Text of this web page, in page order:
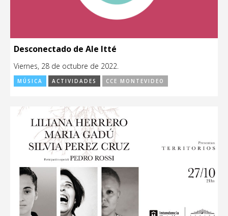
Desconectado de Ale Itté
Viernes, 28 de octubre de 2022.
MÚSICA ACTIVIDADES CCE MONTEVIDEO